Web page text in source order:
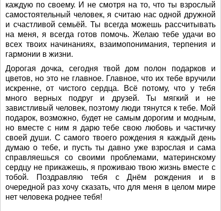
каждую по своему. И не смотря на то, что ты взрослый
самостоятельный человек, я считаю нас одной дружной
и счастливой семьёй. Ты всегда можешь рассчитывать
на меня, я всегда готов помочь. Желаю тебе удачи во
всех твоих начинаниях, взаимопонимания, терпения и
гармонии в жизни.
Дорогая дочка, сегодня твой дом полон подарков и
цветов, но это не главное. Главное, что их тебе вручили
искренне, от чистого сердца. Всё потому, что у тебя
много верных подруг и друзей. Ты мягкий и не
завистливый человек, поэтому люди тянутся к тебе. Мой
подарок, возможно, будет не самым дорогим и модным,
но вместе с ним я дарю тебе свою любовь и частичку
своей души. С самого твоего рождения я каждый день
думаю о тебе, и пусть ты давно уже взрослая и сама
справляешься со своими проблемами, материнскому
сердцу не прикажешь, я проживаю твою жизнь вместе с
тобой. Поздравляю тебя с Днём рождения и в
очередной раз хочу сказать, что для меня в целом мире
нет человека роднее тебя!